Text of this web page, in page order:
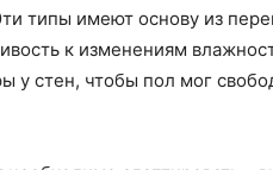
типы имеют основу из
к изменениям
у стен, чтобы пол мог